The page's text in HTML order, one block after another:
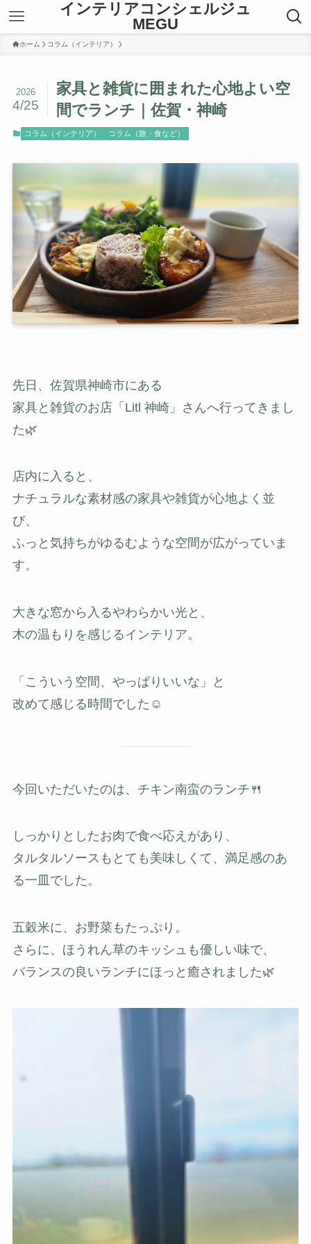
インテリアコンシェルジュ
MEGU
ホーム コラム（インテリア）
家具と雑貨に囲まれた心地よい空
間でランチ｜佐賀・神崎
2026
4/25
コラム（インテリア） コラム（旅・食など）
先日、佐賀県神崎市にある
家具と雑貨のお店「Litl 神崎」さんへ行ってきまし
た🌿
店内に入ると、
ナチュラルな素材感の家具や雑貨が心地よく並
び、
ふっと気持ちがゆるむような空間が広がっていま
す。
大きな窓から入るやわらかい光と、
木の温もりを感じるインテリア。
「こういう空間、やっぱりいいな」と
改めて感じる時間でした☺️
今回いただいたのは、チキン南蛮のランチ🍴
しっかりとしたお肉で食べ応えがあり、
タルタルソースもとても美味しくて、満足感のあ
る一皿でした。
五穀米に、お野菜もたっぷり。
さらに、ほうれん草のキッシュも優しい味で、
バランスの良いランチにほっと癒されました🌿